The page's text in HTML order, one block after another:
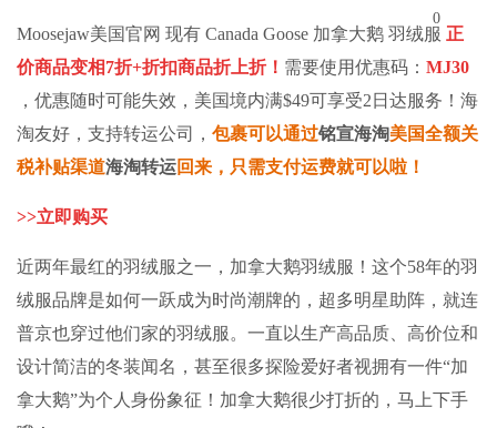
0
Moosejaw美国官网 现有 Canada Goose 加拿大鹅 羽绒服 正
价商品变相7折+折扣商品折上折！ 需要使用优惠码： MJ30
，优惠随时可能失效，美国境内满$49可享受2日达服务！海
淘友好，支持转运公司 ， 包裹可以通过铭宣海淘美国全额关
税补贴渠道海淘转运回来，只需支付运费就可以啦 ！
>>立即购买
近两年最红的羽绒服之一，加拿大鹅羽绒服！这个58年的羽
绒服品牌是如何一跃成为时尚潮牌的，超多明星助阵，就连
普京也穿过他们家的羽绒服。一直以生产高品质、高价位和
设计简洁的冬装闻名，甚至很多探险爱好者视拥有一件“加
拿大鹅”为个人身份象征！加拿大鹅很少打折的，马上下手